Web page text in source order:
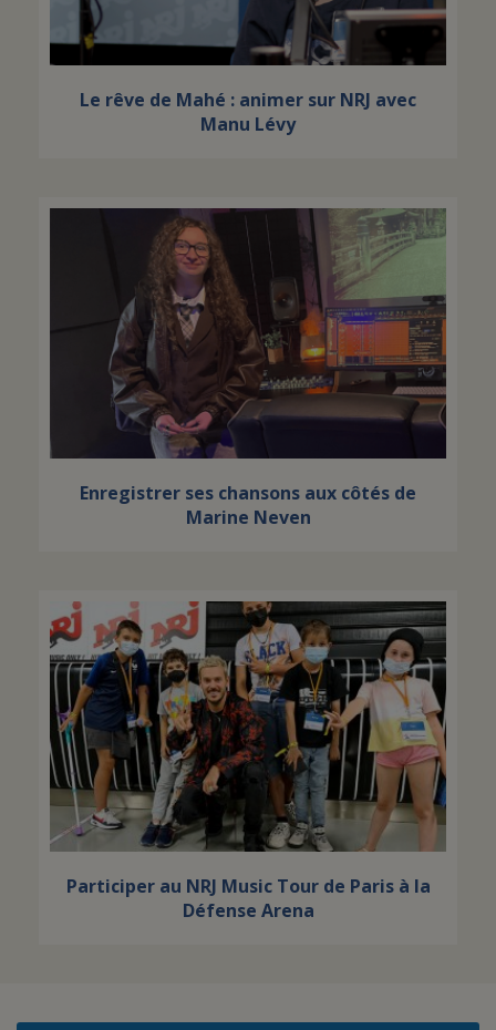
Le rêve de Mahé : animer sur NRJ avec
Manu Lévy
Enregistrer ses chansons aux côtés de
Marine Neven
Participer au NRJ Music Tour de Paris à la
Défense Arena